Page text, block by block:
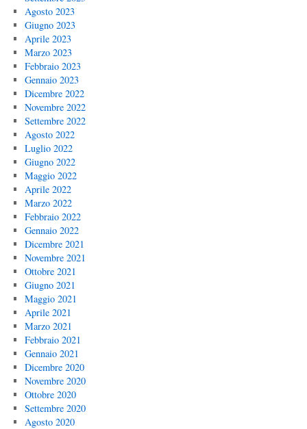
Agosto 2023
Giugno 2023
Aprile 2023
Marzo 2023
Febbraio 2023
Gennaio 2023
Dicembre 2022
Novembre 2022
Settembre 2022
Agosto 2022
Luglio 2022
Giugno 2022
Maggio 2022
Aprile 2022
Marzo 2022
Febbraio 2022
Gennaio 2022
Dicembre 2021
Novembre 2021
Ottobre 2021
Giugno 2021
Maggio 2021
Aprile 2021
Marzo 2021
Febbraio 2021
Gennaio 2021
Dicembre 2020
Novembre 2020
Ottobre 2020
Settembre 2020
Agosto 2020